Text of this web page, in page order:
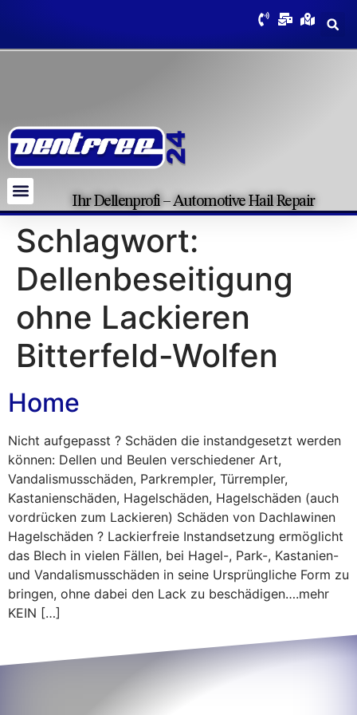
Ihr Dellenprofi – Automotive Hail Repair
Schlagwort:
Dellenbeseitigung
ohne Lackieren
Bitterfeld-Wolfen
Home
Nicht aufgepasst ? Schäden die instandgesetzt werden
können: Dellen und Beulen verschiedener Art,
Vandalismusschäden, Parkrempler, Türrempler,
Kastanienschäden, Hagelschäden, Hagelschäden (auch
vordrücken zum Lackieren) Schäden von Dachlawinen
Hagelschäden ? Lackierfreie Instandsetzung ermöglicht
das Blech in vielen Fällen, bei Hagel-, Park-, Kastanien-
und Vandalismusschäden in seine Ursprüngliche Form zu
bringen, ohne dabei den Lack zu beschädigen….mehr
KEIN […]